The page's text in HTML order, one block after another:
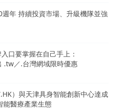
年 持續投資市場、升級機隊並強
口要掌握在自己手上：
.tw／.台灣網域限時優惠
）與天津具身智能創新中心達成
能醫療產業生態